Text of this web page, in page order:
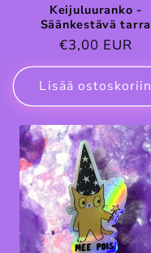
Keijuluuranko -
Säänkestävä tarra
Normaalihinta
€3,00 EUR
Lisää ostoskoriin